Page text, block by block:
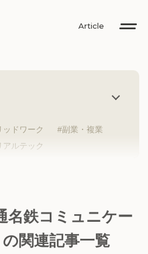
Article
ッドワーク
副業・複業
アルテック
ラボラトリー
地方勤務
ーバル
スタートアップ
名鉄コミュニケー
関連記事一覧